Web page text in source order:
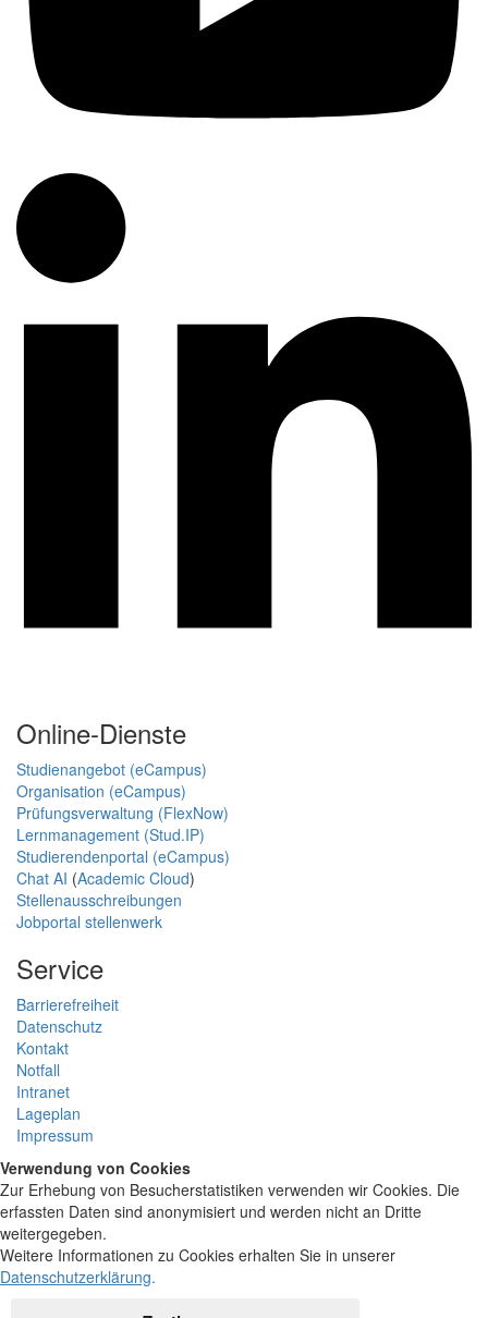
Online-Dienste
Studienangebot (eCampus)
Organisation (eCampus)
Prüfungsverwaltung (FlexNow)
Lernmanagement (Stud.IP)
Studierendenportal (eCampus)
Chat AI (Academic Cloud)
Stellenausschreibungen
Jobportal stellenwerk
Service
Barrierefreiheit
Datenschutz
Kontakt
Notfall
Intranet
Lageplan
Impressum
Verwendung von Cookies
Zur Erhebung von Besucherstatistiken verwenden wir Cookies. Die
erfassten Daten sind anonymisiert und werden nicht an Dritte
weitergegeben.
Weitere Informationen zu Cookies erhalten Sie in unserer
Datenschutzerklärung.